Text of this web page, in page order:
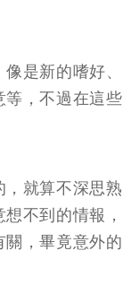
是新的嗜好、
等，不過在這些
就算不深思熟
不到的情報，
，畢竟意外的